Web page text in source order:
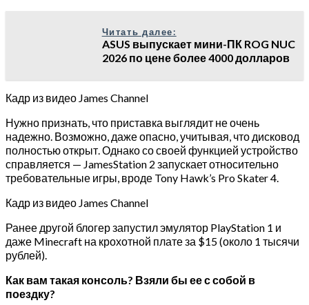
Читать далее:
ASUS выпускает мини-ПК ROG NUC
2026 по цене более 4000 долларов
Кадр из видео James Channel
Нужно признать, что приставка выглядит не очень
надежно. Возможно, даже опасно, учитывая, что дисковод
полностью открыт. Однако со своей функцией устройство
справляется — JamesStation 2 запускает относительно
требовательные игры, вроде Tony Hawk’s Pro Skater 4.
Кадр из видео James Channel
Ранее другой блогер запустил эмулятор PlayStation 1 и
даже Minecraft на крохотной плате за $15 (около 1 тысячи
рублей).
Как вам такая консоль? Взяли бы ее с собой в
поездку?